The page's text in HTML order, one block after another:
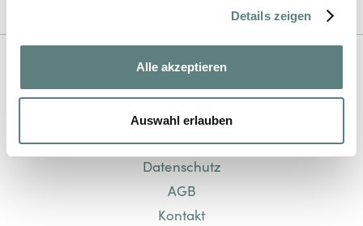
Details zeigen
Alle akzeptieren
Auswahl erlauben
Impressum
Datenschutz
AGB
Kontakt